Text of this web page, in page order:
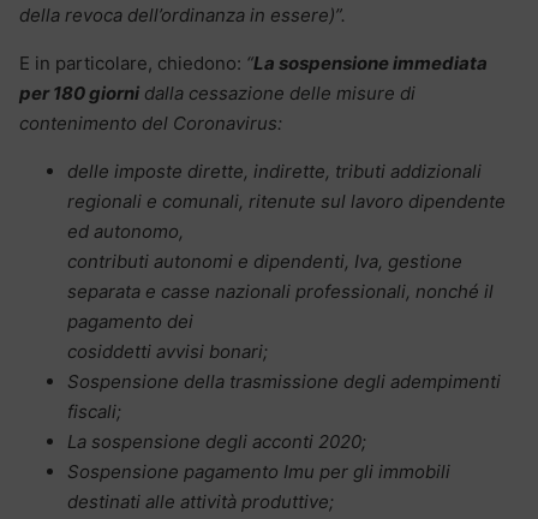
della revoca dell’ordinanza in essere)”.
E in particolare, chiedono: “La sospensione immediata
per 180 giorni dalla cessazione delle misure di
contenimento del Coronavirus:
delle imposte dirette, indirette, tributi addizionali
regionali e comunali, ritenute sul lavoro dipendente
ed autonomo,
contributi autonomi e dipendenti, Iva, gestione
separata e casse nazionali professionali, nonché il
pagamento dei
cosiddetti avvisi bonari;
Sospensione della trasmissione degli adempimenti
fiscali;
La sospensione degli acconti 2020;
Sospensione pagamento Imu per gli immobili
destinati alle attività produttive;